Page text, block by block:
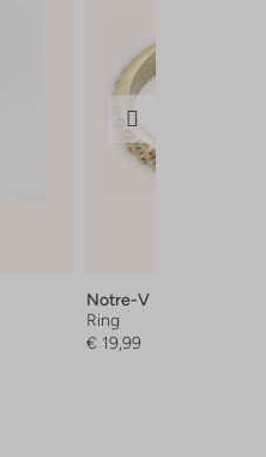
Notre-V
Ring
€ 19,99